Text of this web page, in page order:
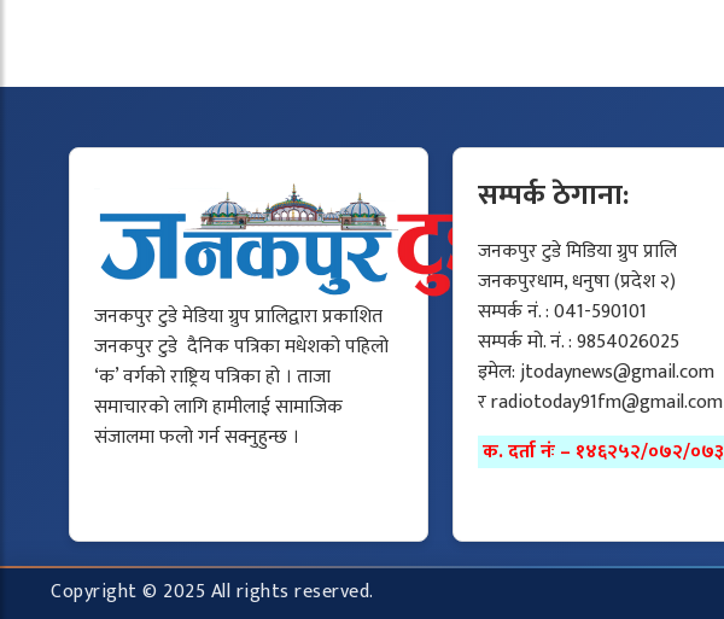
जनकपुर टुडे मेडिया ग्रुप प्रालिद्वारा प्रकाशित
जनकपुर टुडे दैनिक पत्रिका मधेशको पहिलो
‘क’ वर्गको राष्ट्रिय पत्रिका हो । ताजा
समाचारको लागि हामीलाई सामाजिक
संजालमा फलो गर्न सक्नुहुन्छ ।
सम्पर्क ठेगाना:
जनकपुर टुडे मिडिया ग्रुप प्रालि
जनकपुरधाम, धनुषा (प्रदेश २)
सम्पर्क नं. : 041-590101
सम्पर्क मो. नं. : 9854026025
इमेल:jtodaynews@gmail.com
रradiotoday91fm@gmail.com
क. दर्ता नंः – १४६२५२/०७२/०७३
Copyright © 2025 All rights reserved.